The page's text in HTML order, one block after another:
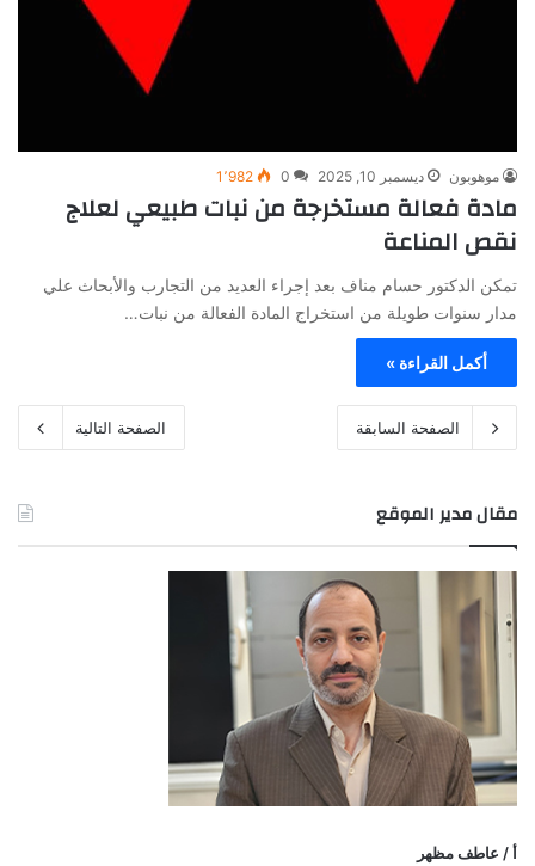
موهوبون ديسمبر 10, 2025 0 1٬982
مادة فعالة مستخرجة من نبات طبيعي لعلاج
نقص المناعة
تمكن الدكتور حسام مناف بعد إجراء العديد من التجارب والأبحاث علي
مدار سنوات طويلة من استخراج المادة الفعالة من نبات…
أكمل القراءة »
الصفحة السابقة الصفحة التالية
مقال مدير الموقع
أ / عاطف مظهر